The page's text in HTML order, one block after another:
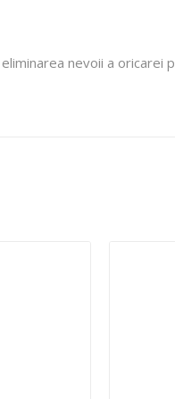
nevoii a oricarei